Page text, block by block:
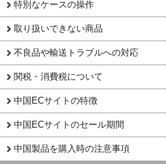
特別なケースの操作
取り扱いできない商品
不良品や輸送トラブルへの対応
関税・消費税について
中国ECサイトの特徴
中国ECサイトのセール期間
中国製品を購入時の注意事項